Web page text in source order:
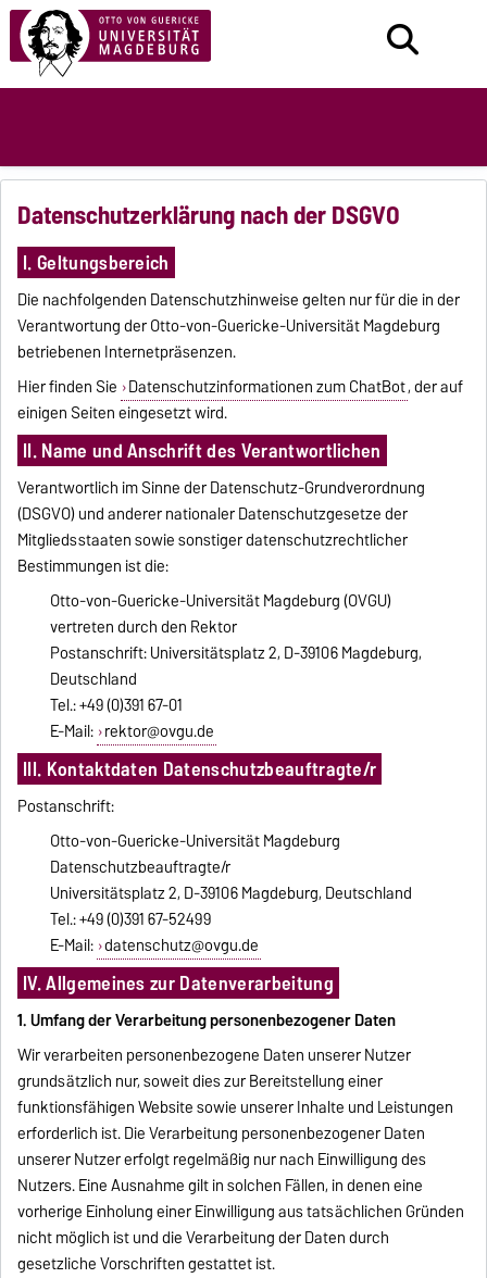
Datenschutzerklärung nach der DSGVO
I. Geltungsbereich
Die nachfolgenden Datenschutzhinweise gelten nur für die in der
Verantwortung der Otto-von-Guericke-Universität Magdeburg
betriebenen Internetpräsenzen.
Hier finden Sie Datenschutzinformationen zum ChatBot, der auf
einigen Seiten eingesetzt wird.
II. Name und Anschrift des Verantwortlichen
Verantwortlich im Sinne der Datenschutz-Grundverordnung
(DSGVO) und anderer nationaler Datenschutzgesetze der
Mitgliedsstaaten sowie sonstiger datenschutzrechtlicher
Bestimmungen ist die:
Otto-von-Guericke-Universität Magdeburg (OVGU)
vertreten durch den Rektor
Postanschrift: Universitätsplatz 2, D-39106 Magdeburg,
Deutschland
Tel.: +49 (0)391 67-01
E-Mail: rektor@ovgu.de
III. Kontaktdaten Datenschutzbeauftragte/r
Postanschrift:
Otto-von-Guericke-Universität Magdeburg
Datenschutzbeauftragte/r
Universitätsplatz 2, D-39106 Magdeburg, Deutschland
Tel.: +49 (0)391 67-52499
E-Mail: datenschutz@ovgu.de
IV. Allgemeines zur Datenverarbeitung
1. Umfang der Verarbeitung personenbezogener Daten
Wir verarbeiten personenbezogene Daten unserer Nutzer
grundsätzlich nur, soweit dies zur Bereitstellung einer
funktionsfähigen Website sowie unserer Inhalte und Leistungen
erforderlich ist. Die Verarbeitung personenbezogener Daten
unserer Nutzer erfolgt regelmäßig nur nach Einwilligung des
Nutzers. Eine Ausnahme gilt in solchen Fällen, in denen eine
vorherige Einholung einer Einwilligung aus tatsächlichen Gründen
nicht möglich ist und die Verarbeitung der Daten durch
gesetzliche Vorschriften gestattet ist.